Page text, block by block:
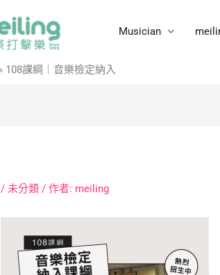
Musician
108課綱｜音樂檢定納入
/ 未分類 / 作者: meiling